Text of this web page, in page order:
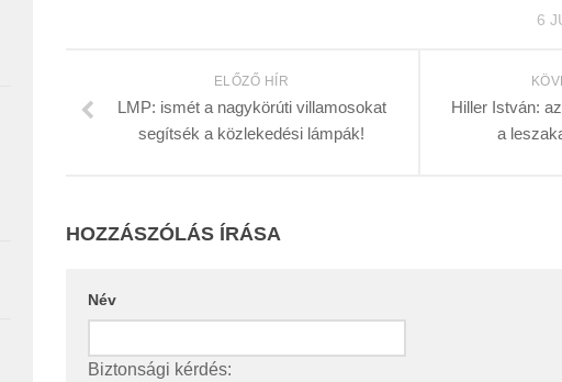
6
Hiller István:
a
ELŐZŐ HÍR
LMP: ismét a nagykörúti villamosokat
segítsék a közlekedési lámpák!
HOZZÁSZÓLÁS ÍRÁSA
Név
Biztonsági kérdés: